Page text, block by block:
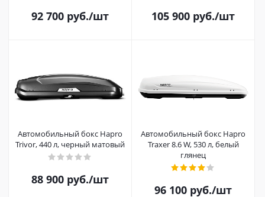
92 700 руб./шт 105 900 руб./шт
Автомобильный бокс Hapro
Trivor, 440 л, черный матовый
88 900 руб./шт
Автомобильный бокс Hapro
Traxer 8.6 W, 530 л, белый
глянец
96 100 руб./шт